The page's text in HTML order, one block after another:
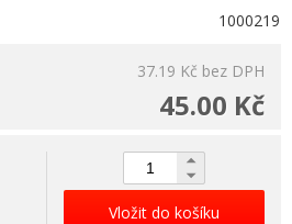
1000219
37.19 Kč bez DPH
45.00 Kč
Vložit do košíku